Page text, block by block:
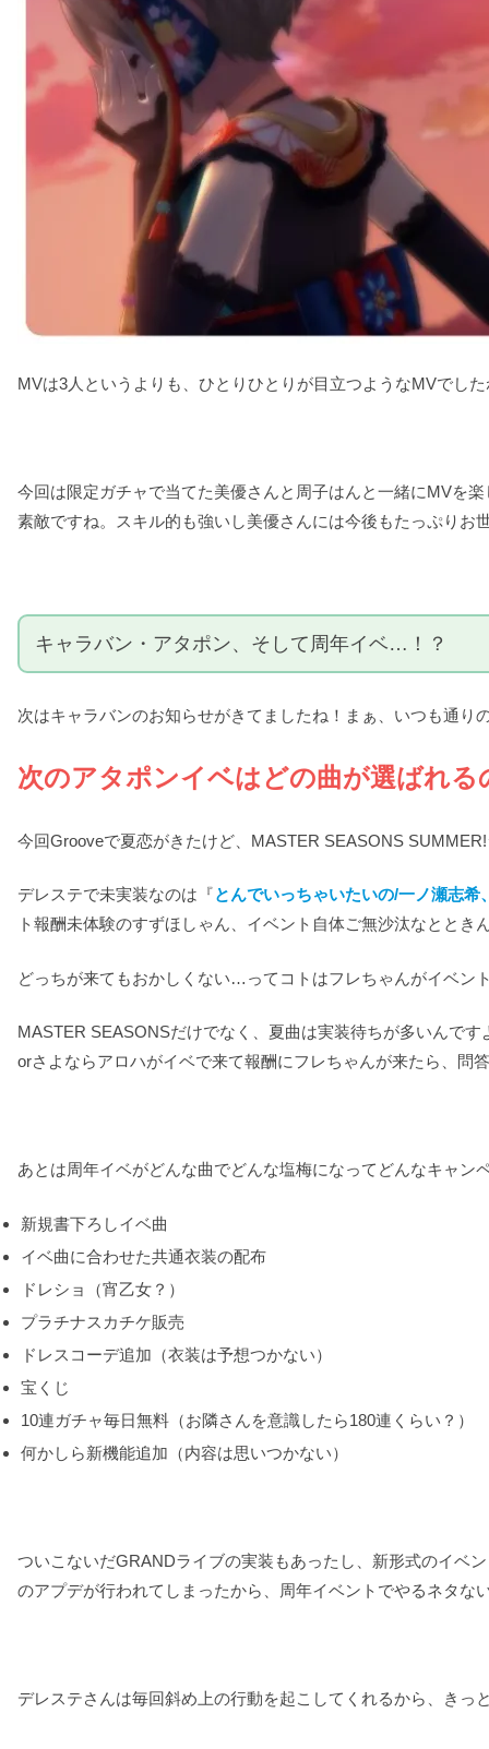
MVは3人というよりも、ひとりひとりが目立つようなMVでし
今回は限定ガチャで当てた美優さんと周子はんと一緒にMV
素敵ですね。スキル的も強いし美優さんには今後もたっぷり
キャラバン・アタポン、そして周年イベ…！？
次はキャラバンのお知らせがきてましたね！まぁ、いつも通
次のアタポンイベはどの曲が選ばれる
今回Grooveで夏恋がきたけど、MASTER SEASONS
デレステで未実装なのは『とんでいっちゃいたいの/一ノ瀬志
ト報酬未体験のすずほしゃん、イベント自体ご無沙汰なとと
どっちが来てもおかしくない…ってコトはフレちゃんがイベン
MASTER SEASONSだけでなく、夏曲は実装待ちが多いんで
orさよならアロハがイベで来て報酬にフレちゃんが来たら、問
あとは周年イベがどんな曲でどんな塩梅になってどんなキャ
新規書下ろしイベ曲
イベ曲に合わせた共通衣装の配布
ドレショ（宵乙女？）
プラチナスカチケ販売
ドレスコーデ追加（衣装は予想つかない）
宝くじ
10連ガチャ毎日無料（お隣さんを意識したら180連くらい？）
何かしら新機能追加（内容は思いつかない）
ついこないだGRANDライブの実装もあったし、新形式のイベ
のアプデが行われてしまったから、周年イベントでやるネタ
デレステさんは毎回斜め上の行動を起こしてくれるから、き